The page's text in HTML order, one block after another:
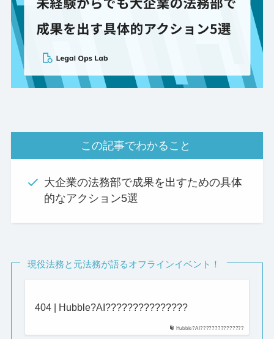
この記事でわかること
大企業の法務部で成果を出すための具体
的なアクション5選
現役法務と元法務が語るオフラインイベント！
Hubble?AI???????????????
404 | Hubble?AI???????????????